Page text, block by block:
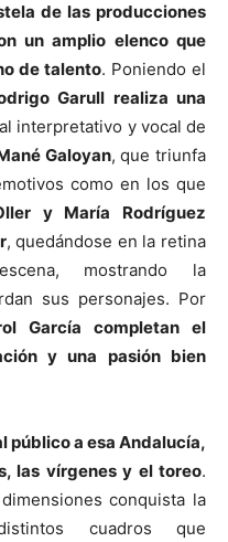
de las producciones
un amplio elenco que
de talento. Poniendo el
Garull realiza una
interpretativo y vocal de
Galoyan, que triunfa
como en los que
y María Rodríguez
, quedándose en la retina
mostrando la
sus personajes. Por
García completan el
y una pasión bien
público a esa Andalucía,
las vírgenes y el toreo.
conquista la
cuadros que